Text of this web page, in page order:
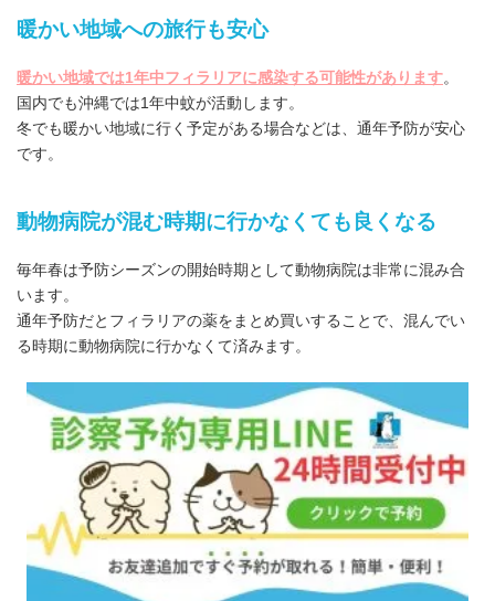
暖かい地域への旅行も安心
暖かい地域では1年中フィラリアに感染する可能性があります。
国内でも沖縄では1年中蚊が活動します。
冬でも暖かい地域に行く予定がある場合などは、通年予防が安心
です。
動物病院が混む時期に行かなくても良くなる
毎年春は予防シーズンの開始時期として動物病院は非常に混み合
います。
通年予防だとフィラリアの薬をまとめ買いすることで、混んでい
る時期に動物病院に行かなくて済みます。